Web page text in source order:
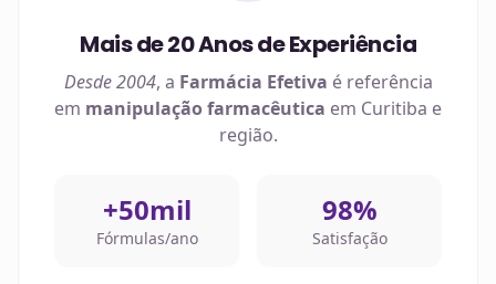
Mais de 20 Anos de Experiência
Desde 2004, a Farmácia Efetiva é referência
em manipulação farmacêutica em Curitiba e
região.
+50mil
Fórmulas/ano
98%
Satisfação